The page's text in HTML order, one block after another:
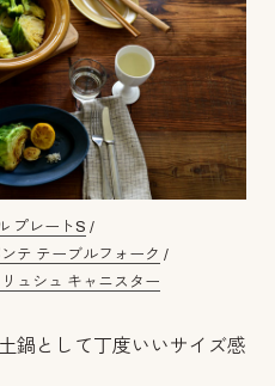
プレートS /
テ テーブルフォーク /
リュシュ キャニスター
鍋として丁度いいサイズ感